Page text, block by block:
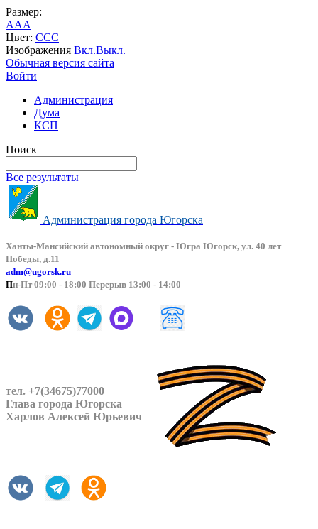
Размер:
AAA
Цвет: CCC
Изображения Вкл.Выкл.
Обычная версия сайта
Войти
Администрация
Дума
КСП
Поиск
Все результаты
Администрация города Югорска
Ханты-Мансийский автономный округ - Югра Югорск, ул. 40 лет
Победы, д.11
adm@ugorsk.ru
Пн-Пт 09:00 - 18:00 Перерыв 13:00 - 14:00
тел. +7(34675)77000
Глава города Югорска
Харлов Алексей Юрьевич